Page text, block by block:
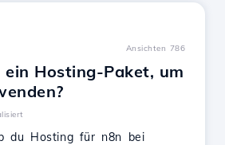
Ansichten 786
ein Hosting-Paket, um
du Hosting für n8n bei